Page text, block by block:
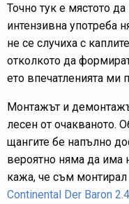
Точно тук е мястото
интензивна употреба
не се случиха с
отколкото да
ето впечатленията ми
Монтажът и
лесен от очакваното.
щангите бе напълно
вероятно няма да има
кажа, че съм
Continental Der Baron 2.4